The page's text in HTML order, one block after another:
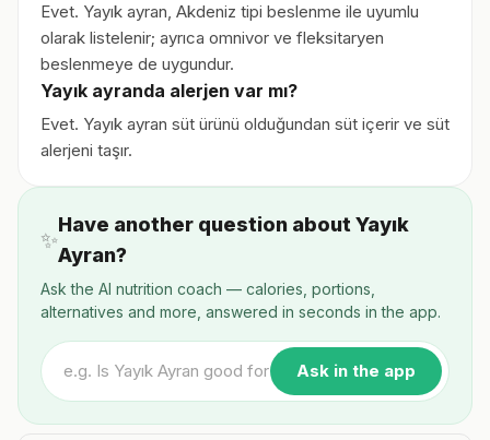
Evet. Yayık ayran, Akdeniz tipi beslenme ile uyumlu
olarak listelenir; ayrıca omnivor ve fleksitaryen
beslenmeye de uygundur.
Yayık ayranda alerjen var mı?
Evet. Yayık ayran süt ürünü olduğundan süt içerir ve süt
alerjeni taşır.
✨
Have another question about Yayık
Ayran?
Ask the AI nutrition coach — calories, portions,
alternatives and more, answered in seconds in the app.
Ask in the app